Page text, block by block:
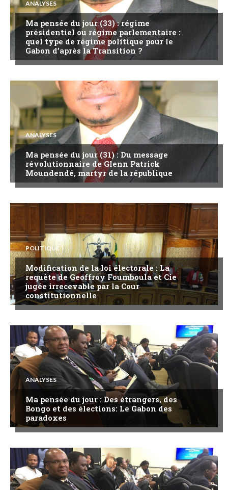
ANALYSES
Ma pensée du jour (33) : régime
présidentiel ou régime parlementaire :
quel type de régime politique pour le
Gabon d’après la Transition ?
ANALYSES
Ma pensée du jour (31) : Du message
révolutionnaire de Glenn Patrick
Moundendé, martyr de la république
POLITIQUE
Modification de la loi électorale : La
requête de Geoffroy Foumboula et Cie
jugée irrecevable par la Cour
constitutionnelle
ANALYSES
Ma pensée du jour : Des étrangers, des
Bongo et des élections: Le Gabon des
paradoxes